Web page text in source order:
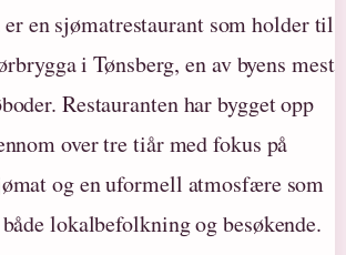
en sjømatrestaurant som holder til
i Tønsberg, en av byens mest
Restauranten har bygget opp
over tre tiår med fokus på
og en uformell atmosfære som
lokalbefolkning og besøkende.